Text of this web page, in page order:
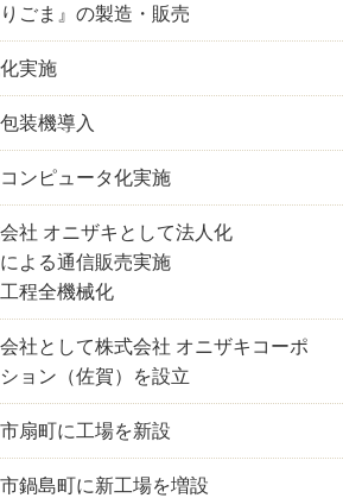
りごま』の製造・販売
実施
装機導入
ンピュータ化実施
社 オニザキとして法人化
よる通信販売実施
程全機械化
社として株式会社 オニザキコーポ
ョン（佐賀）を設立
扇町に工場を新設
鍋島町に新工場を増設